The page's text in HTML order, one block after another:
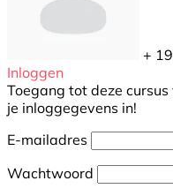
+ 19
Inloggen
Toegang tot deze
je inloggegevens in!
E-mailadres
Wachtwoord